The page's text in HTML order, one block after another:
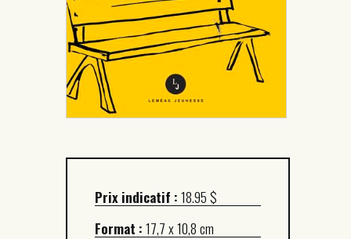
Prix indicatif :18.95 $
Format :17,7 x 10,8 cm